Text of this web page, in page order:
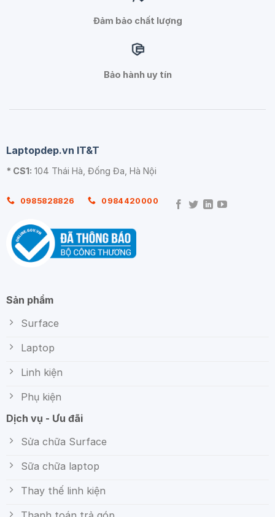
Đảm bảo chất lượng
Bảo hành uy tín
Laptopdep.vn IT&T
* CS1: 104 Thái Hà, Đống Đa, Hà Nội
0985828826 0984420000
Sản phẩm
Surface
Laptop
Linh kiện
Phụ kiện
Dịch vụ - Ưu đãi
Sửa chữa Surface
Sữa chữa laptop
Thay thế linh kiện